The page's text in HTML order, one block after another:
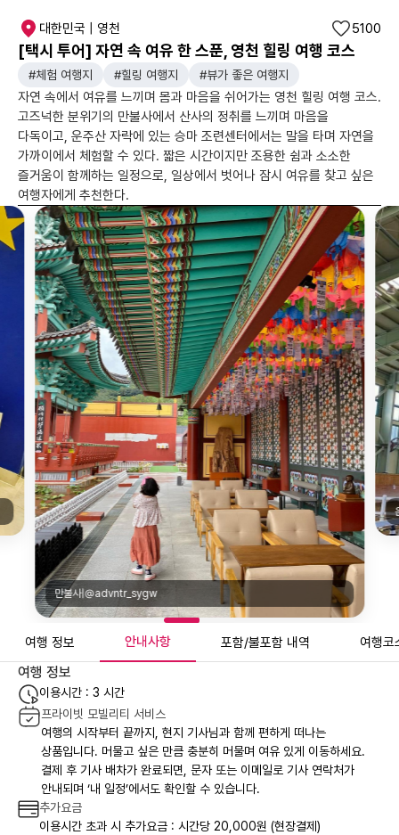
대한민국 | 영천
[택시 투어] 자연 속 여유 한 스푼, 영천 힐링 여행 코스
5100
#체험 여행지 #힐링 여행지 #뷰가 좋은 여행지
자연 속에서 여유를 느끼며 몸과 마음을 쉬어가는 영천 힐링 여행 코스.
고즈넉한 분위기의 만불사에서 산사의 정취를 느끼며 마음을
다독이고, 운주산 자락에 있는 승마 조련센터에서는 말을 타며 자연을
가까이에서 체험할 수 있다. 짧은 시간이지만 조용한 쉼과 소소한
즐거움이 함께하는 일정으로, 일상에서 벗어나 잠시 여유를 찾고 싶은
여행자에게 추천한다.
만불사|@advntr_sygw
여행 정보 안내사항 포함/불포함 내역 여행코
여행 정보
이용시간 : 3 시간
프라이빗 모빌리티 서비스
여행의 시작부터 끝까지, 현지 기사님과 함께 편하게 떠나는
상품입니다. 머물고 싶은 만큼 충분히 머물며 여유 있게 이동하세요.
결제 후 기사 배차가 완료되면, 문자 또는 이메일로 기사 연락처가
안내되며 ‘내 일정’에서도 확인할 수 있습니다.
추가요금
이용시간 초과 시 추가요금 : 시간당 20,000원 (현장결제)